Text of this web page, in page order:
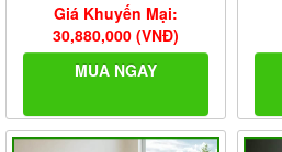
Giá Khuyến Mại:
30,880,000 (VNĐ)
MUA NGAY